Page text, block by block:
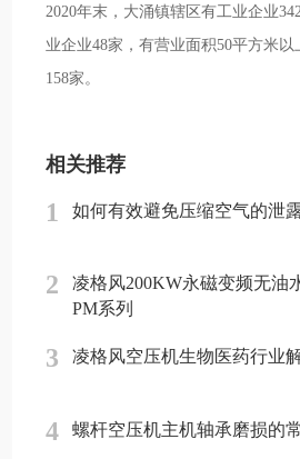
2020年末，大涌镇辖区有工业企业
业企业48家，有营业面积50平方米
158家。
相关推荐
1 如何有效避免压缩空气的泄
2
凌格风200KW永磁变频无油
PM系列
3 凌格风空压机生物医药行业
4 螺杆空压机主机轴承磨损的